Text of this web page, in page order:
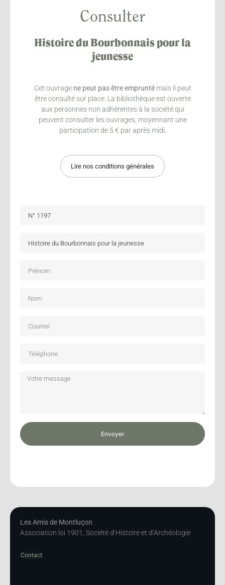
Consulter
Histoire du Bourbonnais pour la
jeunesse
Cet ouvrage ne peut pas être empruntémais il peut
être consulté sur place. La bibliothèque est ouverte
aux personnes non adhérentes à la société qui
peuvent consulter les ouvrages, moyennant une
participation de 5 € par après midi.
Lire nos conditions générales
Envoyer
Les Amis de Montluçon
Association loi 1901, Société d’Histoire et d’Archéologie
Contact